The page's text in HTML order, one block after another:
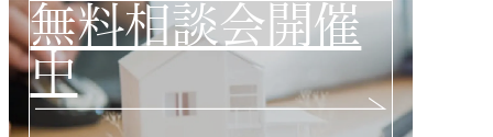
無料相談会開催
中